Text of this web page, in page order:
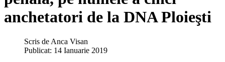
anchetatori de la DNA Ploieşti
Scris de Anca Visan
Publicat: 14 Ianuarie 2019